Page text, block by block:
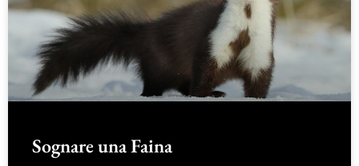
Sognare una Faina